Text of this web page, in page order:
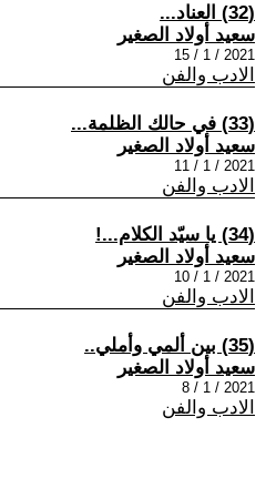
(32) العناد...
سعيد أولاد الصغير
2021 / 1 / 15
الادب والفن
(33) في حالك الظلمة...
سعيد أولاد الصغير
2021 / 1 / 11
الادب والفن
(34) يا سيّد الكلام...!
سعيد أولاد الصغير
2021 / 1 / 10
الادب والفن
(35) بين ألمي وأملي..
سعيد أولاد الصغير
2021 / 1 / 8
الادب والفن